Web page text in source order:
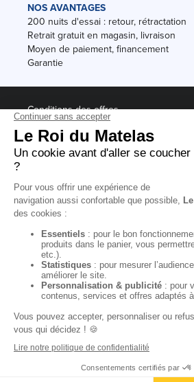
NOS AVANTAGES
200 nuits d'essai : retour, rétractation
Retrait gratuit en magasin, livraison
Moyen de paiement, financement
Garantie
Conditions des offres
Black Friday
Destockage
Soldes
Conditions Générales de vente magasin
Conditions Générales de vente internet
Mentions Légales
Données personnelles
Codes promo Le Roi du Matelas
Copyright © 2022. All rights reserved.